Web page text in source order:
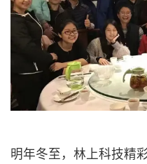
明年冬至，林上科技精